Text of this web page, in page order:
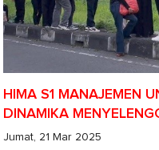
HIMA S1 MANAJEMEN
DINAMIKA
KEGIATAN BERKAH
Jumat, 21 Mar 2025